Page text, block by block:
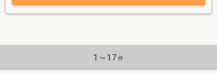
1～17 件